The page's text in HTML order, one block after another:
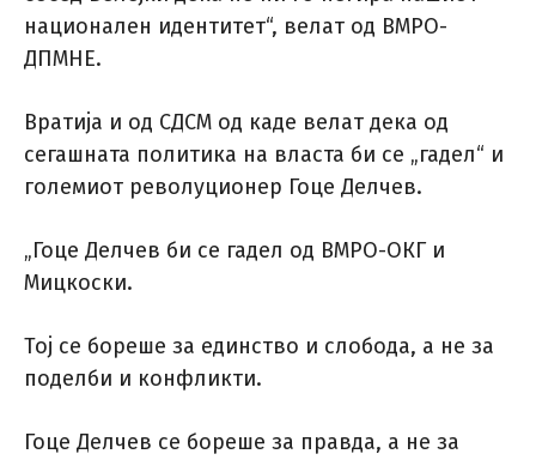
национален идентитет“, велат од ВМРО-
ДПМНЕ.
Вратија и од СДСМ од каде велат дека од
сегашната политика на власта би се „гадел“ и
големиот револуционер Гоце Делчев.
„Гоце Делчев би се гадел од ВМРО-ОКГ и
Мицкоски.
Тој се бореше за единство и слобода, а не за
поделби и конфликти.
Гоце Делчев се бореше за правда, а не за